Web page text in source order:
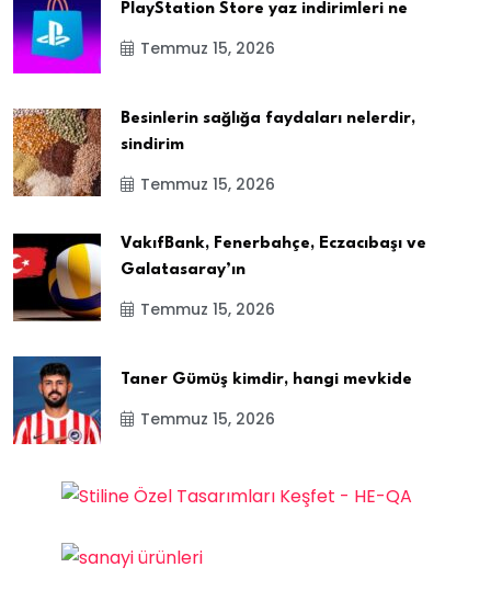
PlayStation Store yaz indirimleri ne
Temmuz 15, 2026
Besinlerin sağlığa faydaları nelerdir,
sindirim
Temmuz 15, 2026
VakıfBank, Fenerbahçe, Eczacıbaşı ve
Galatasaray’ın
Temmuz 15, 2026
Taner Gümüş kimdir, hangi mevkide
Temmuz 15, 2026